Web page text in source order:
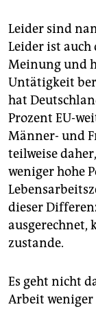
Leider sind
Leider ist auch
Meinung und
Untätigkeit
hat
Prozent EU-
Männer- und
teilweise
weniger hohe
dieser
zustande.
Es geht nicht
Arbeit weniger